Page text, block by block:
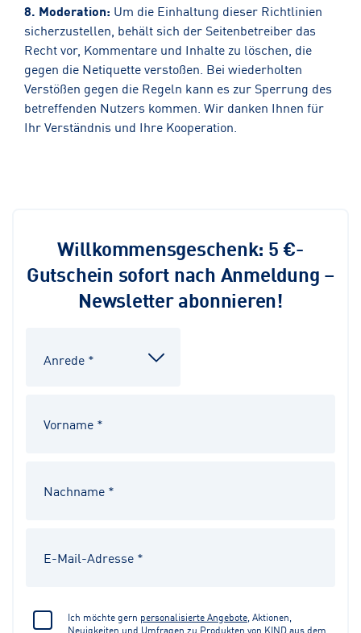
8. Moderation: Um die Einhaltung dieser Richtlinien
sicherzustellen, behält sich der Seitenbetreiber das
Recht vor, Kommentare und Inhalte zu löschen, die
gegen die Netiquette verstoßen. Bei wiederholten
Verstößen gegen die Regeln kann es zur Sperrung des
betreffenden Nutzers kommen. Wir danken Ihnen für
Ihr Verständnis und Ihre Kooperation.
Willkommensgeschenk: 5 €-
Gutschein sofort nach Anmeldung –
Newsletter abonnieren!
Ich möchte gern personalisierte Angebote, Aktionen,
Neuigkeiten und Umfragen zu Produkten von KIND aus dem